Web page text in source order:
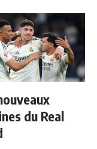
du Real